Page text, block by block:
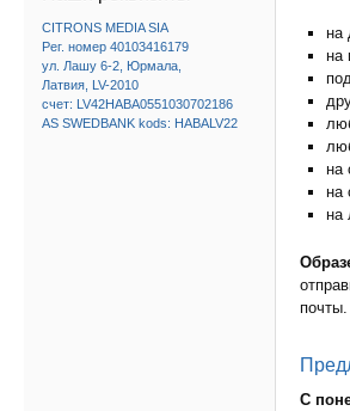
на
на
на
на
на
почты.
С
CITRONS MEDIA SIA
Рег. номер 40103416179
ул. Лашу 6-2, Юрмала,
Латвия, LV-2010
счет: LV42HABA0551030702186
AS SWEDBANK kods: HABALV22